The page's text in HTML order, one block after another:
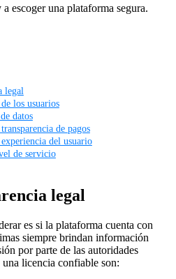
escoger una plataforma segura.
legal
los usuarios
datos
de pagos
del usuario
de servicio
legal
es si la plataforma cuenta con
siempre brindan información
por parte de las autoridades
licencia confiable son: